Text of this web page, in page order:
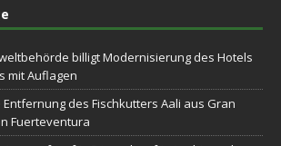
billigt Modernisierung des Hotels
mit Auflagen
des Fischkutters Aali aus Gran
Fuerteventura